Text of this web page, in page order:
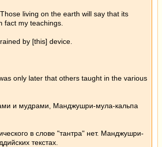
living on the earth will say that its
fact my teachings.
by [this] device.
only later that others taught in the various
и мудрами, Манджушри-мула-кальпа
в слове "тантра" нет. Манджушри-
текстах.